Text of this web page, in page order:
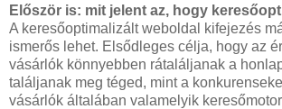
Először is: mit jelent az, hogy
A keresőoptimalizált weboldal kifejezés
ismerős lehet. Elsődleges célja, hogy az
vásárlók könnyebben rátaláljanak a
találjanak meg téged, mint a
vásárlók általában valamelyik